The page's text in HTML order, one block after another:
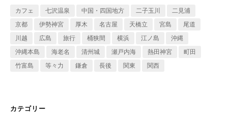
カフェ 七沢温泉 中国・四国地方 二子玉川 二見浦
京都 伊勢神宮 厚木 名古屋 天橋立 宮島 尾道
川越 広島 旅行 桶狭間 横浜 江ノ島 沖縄
沖縄本島 海老名 清州城 瀬戸内海 熱田神宮 町田
竹富島 等々力 鎌倉 長後 関東 関西
カテゴリー